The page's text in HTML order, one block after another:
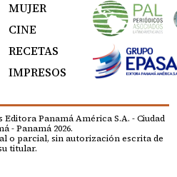
MUJER
CINE
RECETAS
IMPRESOS
Panamá América S.A. - Ciudad
- Panamá 2026.
o parcial, sin autorización escrita de
titular.